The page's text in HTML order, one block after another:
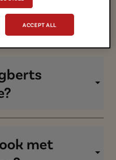
het best
is. Voor een extra
coffee in een glas
kun je de ijskoffie het
gemaakt worden
cafeïne kan per
met
ACCEPT ALL